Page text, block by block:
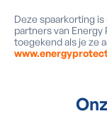
Deze spaarkorting
partners van
toegekend als je ze